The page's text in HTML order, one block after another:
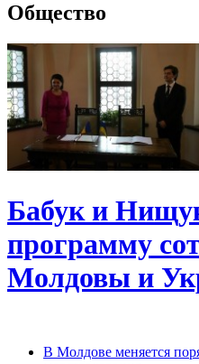
Общество
Бабук и
программу
Молдовы и
В Молдове меняется